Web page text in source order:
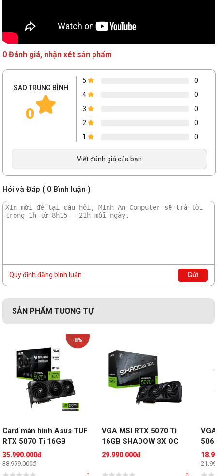
Kích thước 235.4*119.8*40.1mm
0 Đánh giá, nhận xét sản phẩm
SAO TRUNG BÌNH
0
5
0
4
0
3
0
2
0
1
0
Viết đánh giá của bạn
Hỏi và Đáp ( 0 Bình luận )
Quy định đăng bình luận Gửi
SẢN PHẨM TƯƠNG TỰ
-8%
Card màn hình Asus TUF
RTX 5070 Ti 16GB
GDDR7 OC
35.990.000đ
38.999.000đ
VGA MSI RTX 5070 Ti
16GB SHADOW 3X OC
29.990.000đ